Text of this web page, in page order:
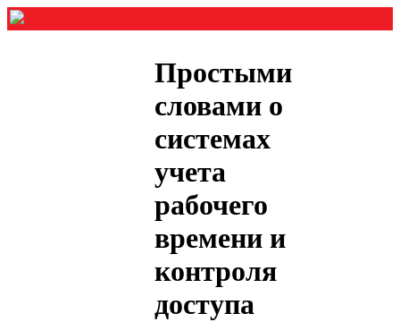
Простыми
словами о
системах
учета
рабочего
времени и
контроля
доступа